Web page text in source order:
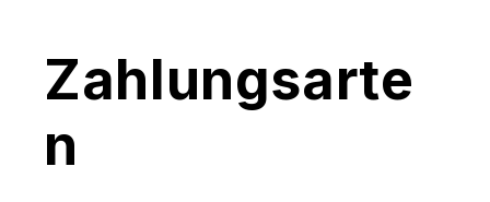
Zahlungsarte
n